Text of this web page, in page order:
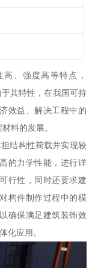
、强度高等特点，
其特性，在我国可持
效益、解决工程中的
料的发展。
结构性荷载并实现较
的力学性能，进行详
行性，同时还要求建
构件制作过程中的模
确保满足建筑装饰效
化应用。